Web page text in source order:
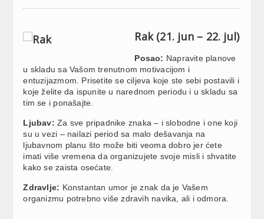
Rak (21. jun – 22. jul)
Posao: Napravite planove
u skladu sa Vašom trenutnom motivacijom i
entuzijazmom. Prisetite se ciljeva koje ste sebi postavili i
koje želite da ispunite u narednom periodu i u skladu sa
tim se i ponašajte.
Ljubav: Za sve pripadnike znaka – i slobodne i one koji
su u vezi – nailazi period sa malo dešavanja na
ljubavnom planu što može biti veoma dobro jer ćete
imati više vremena da organizujete svoje misli i shvatite
kako se zaista osećate.
Zdravlje: Konstantan umor je znak da je Vašem
organizmu potrebno više zdravih navika, ali i odmora.